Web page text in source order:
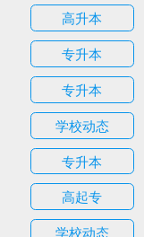
高升本
专升本
专升本
学校动态
专升本
高起专
学校动态